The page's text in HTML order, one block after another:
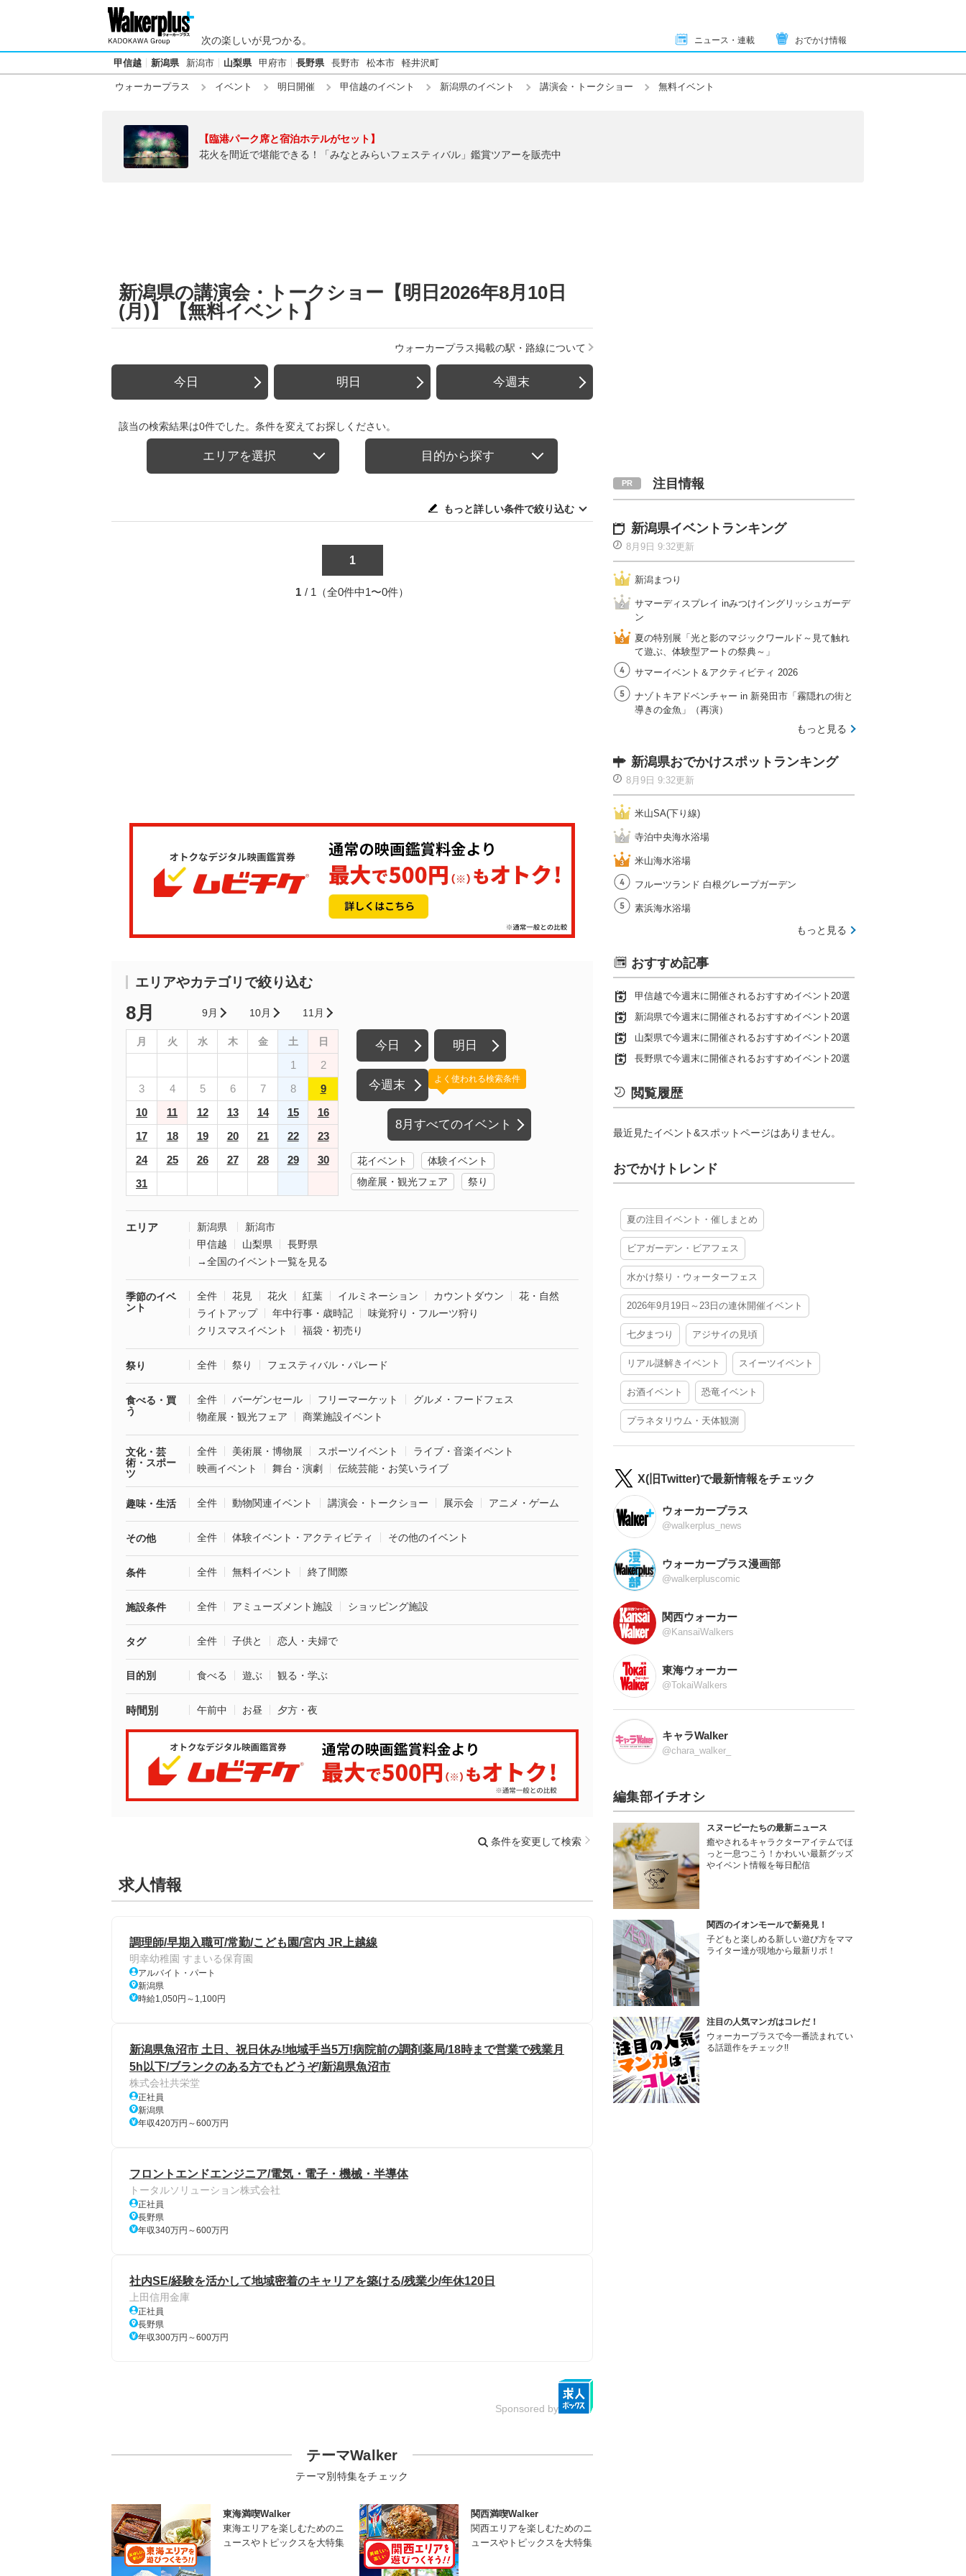
次の楽しいが見つかる。 ニュース・連載 おでかけ情報
甲信越 新潟県 新潟市 山梨県 甲府市 長野県 長野市 松本市 軽井沢町
ウォーカープラス イベント 明日開催 甲信越のイベント 新潟県のイベント 講演会・トークショー 無料イベント
【臨港パーク席と宿泊ホテルがセット】
花火を間近で堪能できる！「みなとみらいフェスティバル」鑑賞ツアーを販売中
新潟県の講演会・トークショー【明日2026年8月10日
(月)】【無料イベント】
ウォーカープラス掲載の駅・路線について
今日 明日 今週末
該当の検索結果は0件でした。条件を変えてお探しください。
エリアを選択 目的から探す
もっと詳しい条件で絞り込む
1
1 / 1（全0件中1〜0件）
エリアやカテゴリで絞り込む
8月 9月 10月 11月
月 火 水 木 金 土 日
1
2
3
4 5 6 7 8
9
10
11 12 13 14 15
16
17
18 19 20 21 22
23
24
25 26 27 28 29
30
31
今日 明日
今週末
8月すべてのイベント
よく使われる検索条件
花イベント
体験イベント
物産展・観光フェア
祭り
エリア 新潟県
新潟市
甲信越
山梨県
長野県
→全国のイベント一覧を見る
季節のイベ
ント
全件 花見 花火 紅葉 イルミネーション カウントダウン
花・自然
ライトアップ
年中行事・歳時記
味覚狩り・フルーツ狩り
クリスマスイベント
福袋・初売り
祭り 全件 祭り フェスティバル・パレード
食べる・買
う
全件 バーゲンセール フリーマーケット
グルメ・フードフェス
物産展・観光フェア
商業施設イベント
文化・芸
術・スポー
ツ
全件 美術展・博物展 スポーツイベント
ライブ・音楽イベント
映画イベント
舞台・演劇 伝統芸能・お笑いライブ
趣味・生活 全件 動物関連イベント 講演会・トークショー 展示会 アニメ・ゲーム
その他 全件 体験イベント・アクティビティ その他のイベント
条件 全件 無料イベント 終了間際
施設条件 全件 アミューズメント施設 ショッピング施設
タグ 全件 子供と 恋人・夫婦で
目的別 食べる 遊ぶ 観る・学ぶ
時間別 午前中 お昼 夕方・夜
条件を変更して検索
求人情報
調理師/早期入職可/常勤/こども園/宮内 JR上越線
明幸幼稚園 すまいる保育園
アルバイト・パート
新潟県
時給1,050円～1,100円
新潟県魚沼市 土日、祝日休み!地域手当5万!病院前の調剤薬局/18時まで営業で残業月
5h以下/ブランクのある方でもどうぞ/新潟県魚沼市
株式会社共栄堂
正社員
新潟県
年収420万円～600万円
フロントエンドエンジニア/電気・電子・機械・半導体
トータルソリューション株式会社
正社員
長野県
年収340万円～600万円
社内SE/経験を活かして地域密着のキャリアを築ける/残業少/年休120日
上田信用金庫
正社員
長野県
年収300万円～600万円
Sponsored by
テーマWalker
テーマ別特集をチェック
東海満喫Walker
東海エリアを楽しむためのニ
ュースやトピックスを大特集
関西満喫Walker
関西エリアを楽しむためのニ
ュースやトピックスを大特集
注目情報
新潟県イベントランキング
8月9日 9:32更新
新潟まつり
サマーディスプレイ inみつけイングリッシュガーデ
ン
夏の特別展「光と影のマジックワールド～見て触れ
て遊ぶ、体験型アートの祭典～」
サマーイベント＆アクティビティ 2026
ナゾトキアドベンチャー in 新発田市「霧隠れの街と
導きの金魚」（再演）
もっと見る
新潟県おでかけスポットランキング
8月9日 9:32更新
米山SA(下り線)
寺泊中央海水浴場
米山海水浴場
フルーツランド 白根グレープガーデン
素浜海水浴場
もっと見る
おすすめ記事
甲信越で今週末に開催されるおすすめイベント20選
新潟県で今週末に開催されるおすすめイベント20選
山梨県で今週末に開催されるおすすめイベント20選
長野県で今週末に開催されるおすすめイベント20選
閲覧履歴
最近見たイベント&スポットページはありません。
おでかけトレンド
夏の注目イベント・催しまとめ
ビアガーデン・ビアフェス
水かけ祭り・ウォーターフェス
2026年9月19日～23日の連休開催イベント
七夕まつり アジサイの見頃
リアル謎解きイベント スイーツイベント
お酒イベント 恐竜イベント
プラネタリウム・天体観測
X(旧Twitter)で最新情報をチェック
ウォーカープラス
@walkerplus_news
ウォーカープラス漫画部
@walkerpluscomic
関西ウォーカー
@KansaiWalkers
東海ウォーカー
@TokaiWalkers
キャラWalker
@chara_walker_
編集部イチオシ
スヌーピーたちの最新ニュース
癒やされるキャラクターアイテムでほ
っと一息つこう！かわいい最新グッズ
やイベント情報を毎日配信
関西のイオンモールで新発見！
子どもと楽しめる新しい遊び方をママ
ライター達が現地から最新リポ！
注目の人気マンガはコレだ！
ウォーカープラスで今一番読まれてい
る話題作をチェック!!